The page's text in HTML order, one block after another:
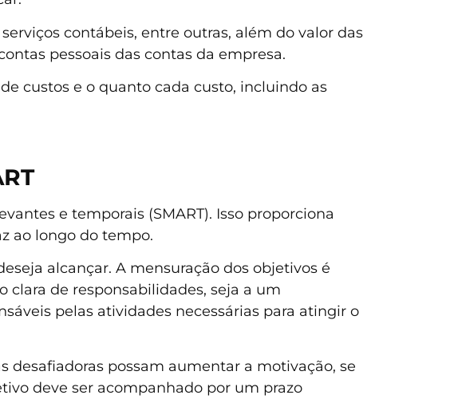
contábeis, entre outras, além do valor das
pessoais das contas da empresa.
custos e o quanto cada custo, incluindo as
e temporais (SMART). Isso proporciona
ao longo do tempo.
alcançar. A mensuração dos objetivos é
de responsabilidades, seja a um
pelas atividades necessárias para atingir o
possam aumentar a motivação, se
deve ser acompanhado por um prazo